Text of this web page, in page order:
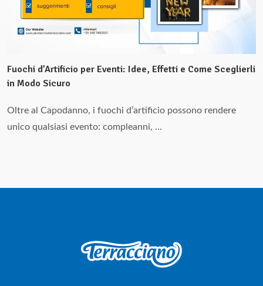
Fuochi d’Artificio per Eventi: Idee, Effetti e Come Sceglierli
in Modo Sicuro
Oltre al Capodanno, i fuochi d’artificio possono rendere
unico qualsiasi evento: compleanni, ...